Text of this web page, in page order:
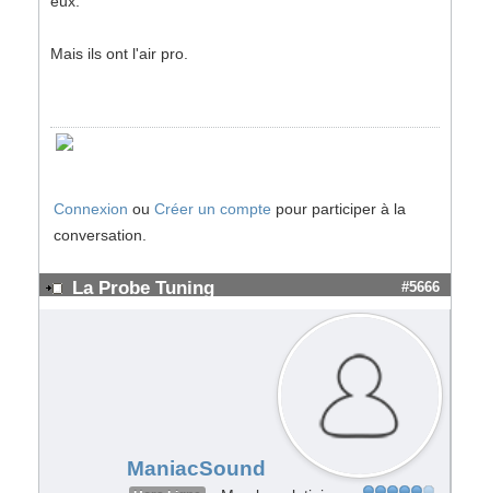
Mais ils ont l'air pro.
Connexion ou Créer un compte pour participer à la
conversation.
La Probe Tuning #5666
ManiacSound